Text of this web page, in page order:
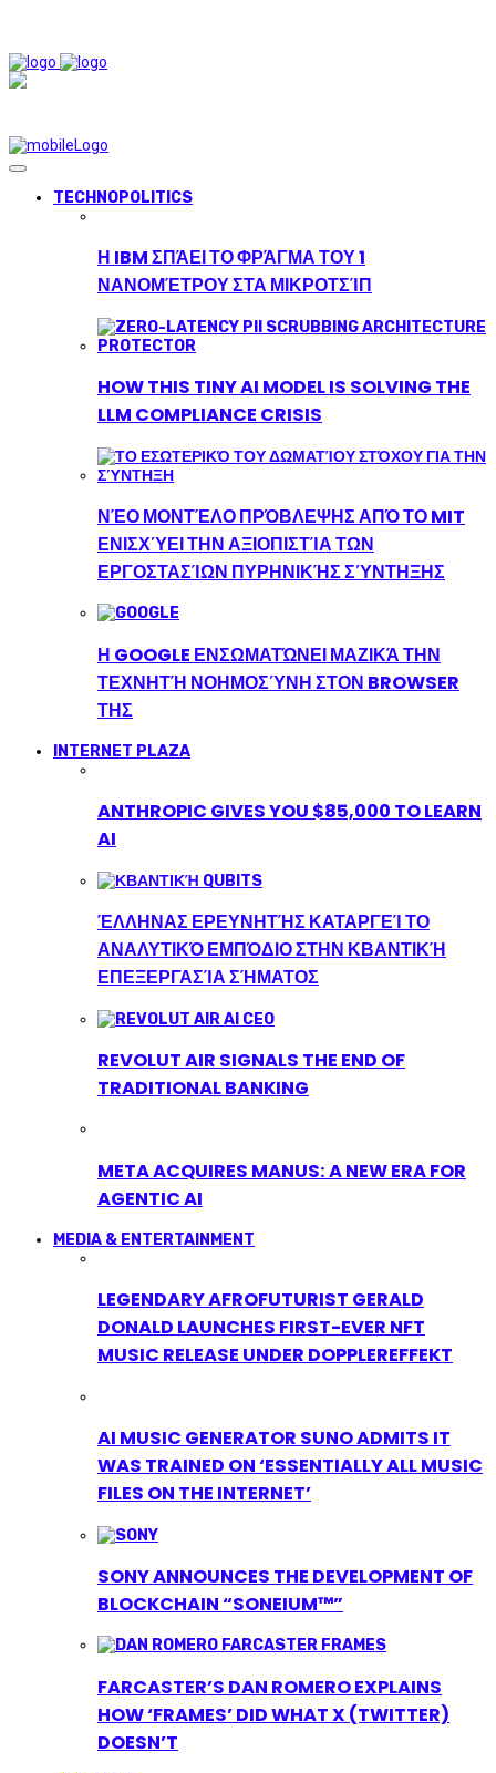
TECHNOPOLITICS
Η IBM ΣΠΆΕΙ ΤΟ ΦΡΆΓΜΑ ΤΟΥ 1
ΝΑΝΟΜΈΤΡΟΥ ΣΤΑ ΜΙΚΡΟΤΣΊΠ
HOW THIS TINY AI MODEL IS SOLVING THE
LLM COMPLIANCE CRISIS
ΝΈΟ ΜΟΝΤΈΛΟ ΠΡΌΒΛΕΨΗΣ ΑΠΌ ΤΟ MIT
ΕΝΙΣΧΎΕΙ ΤΗΝ ΑΞΙΟΠΙΣΤΊΑ ΤΩΝ
ΕΡΓΟΣΤΑΣΊΩΝ ΠΥΡΗΝΙΚΉΣ ΣΎΝΤΗΞΗΣ
Η GOOGLE ΕΝΣΩΜΑΤΏΝΕΙ ΜΑΖΙΚΆ ΤΗΝ
ΤΕΧΝΗΤΉ ΝΟΗΜΟΣΎΝΗ ΣΤΟΝ BROWSER
ΤΗΣ
INTERNET PLAZA
ANTHROPIC GIVES YOU $85,000 TO LEARN
AI
ΈΛΛΗΝΑΣ ΕΡΕΥΝΗΤΉΣ ΚΑΤΑΡΓΕΊ ΤΟ
ΑΝΑΛΥΤΙΚΌ ΕΜΠΌΔΙΟ ΣΤΗΝ ΚΒΑΝΤΙΚΉ
ΕΠΕΞΕΡΓΑΣΊΑ ΣΉΜΑΤΟΣ
REVOLUT AIR SIGNALS THE END OF
TRADITIONAL BANKING
META ACQUIRES MANUS: A NEW ERA FOR
AGENTIC AI
MEDIA & ENTERTAINMENT
LEGENDARY AFROFUTURIST GERALD
DONALD LAUNCHES FIRST-EVER NFT
MUSIC RELEASE UNDER DOPPLEREFFEKT
AI MUSIC GENERATOR SUNO ADMITS IT
WAS TRAINED ON ‘ESSENTIALLY ALL MUSIC
FILES ON THE INTERNET’
SONY ANNOUNCES THE DEVELOPMENT OF
BLOCKCHAIN “SONEIUM™”
FARCASTER’S DAN ROMERO EXPLAINS
HOW ‘FRAMES’ DID WHAT X (TWITTER)
DOESN’T